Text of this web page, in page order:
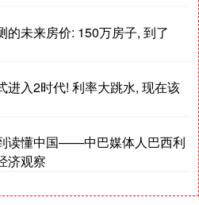
的未来房价: 150万房子, 到了
进入2时代! 利率大跳水, 现在该
读懂中国——中巴媒体人巴西利
济观察